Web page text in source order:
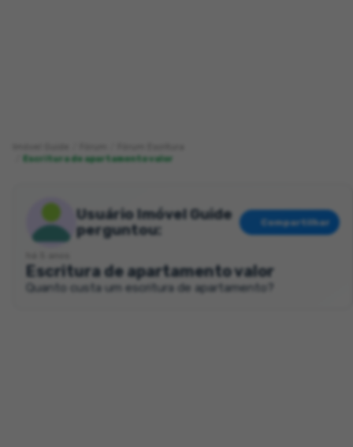
Escritura de apartamento valor
Usuário Imóvel Guide
perguntou:
Compartilhar
Escritura de apartamento valor
Quanto custa um escritura de apartamento?